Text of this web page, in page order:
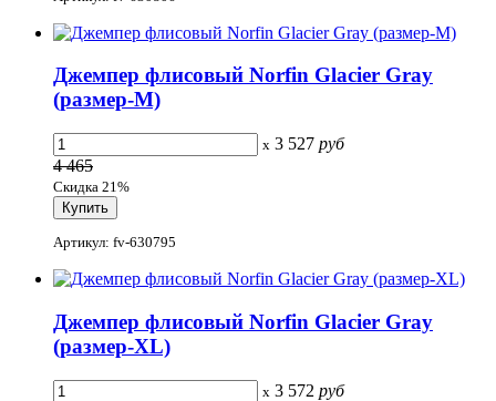
Джемпер флисовый Norfin Glacier Gray
(размер-M)
x 3 527 руб
4 465
Скидка 21%
Артикул: fv-630795
Джемпер флисовый Norfin Glacier Gray
(размер-XL)
x 3 572 руб